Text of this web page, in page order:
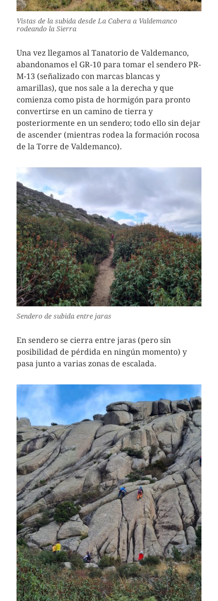
Vistas de la subida desde La Cabera a Valdemanco
rodeando la Sierra
Una vez llegamos al Tanatorio de Valdemanco,
abandonamos el GR-10 para tomar el sendero PR-
M-13 (señalizado con marcas blancas y
amarillas), que nos sale a la derecha y que
comienza como pista de hormigón para pronto
convertirse en un camino de tierra y
posteriormente en un sendero; todo ello sin dejar
de ascender (mientras rodea la formación rocosa
de la Torre de Valdemanco).
Sendero de subida entre jaras
En sendero se cierra entre jaras (pero sin
posibilidad de pérdida en ningún momento) y
pasa junto a varias zonas de escalada.